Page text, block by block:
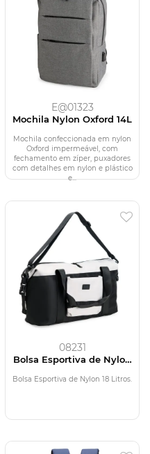
E@01323
Mochila Nylon Oxford 14L
Mochila confeccionada em nylon
Oxford impermeável, com
fechamento em zíper, puxadores
com detalhes em nylon e plástico
e...
08231
Bolsa Esportiva de Nylon
Bolsa Esportiva de Nylon 18 Litros.